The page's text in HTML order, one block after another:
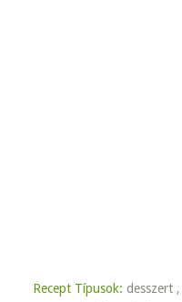
Recept Típusok: desszert ,